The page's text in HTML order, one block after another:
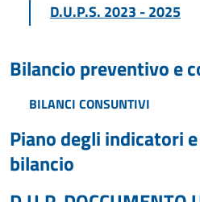
D.U.P.S. 2023 - 2025
Bilancio preventivo e
BILANCI CONSUNTIVI
Piano degli indicatori
bilancio